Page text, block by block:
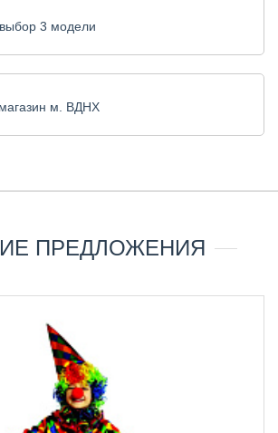
3 модели
м. ВДНХ
ПРЕДЛОЖЕНИЯ